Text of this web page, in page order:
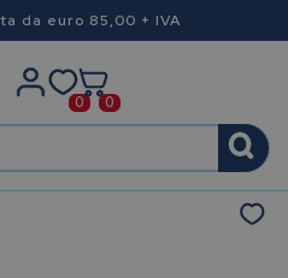
da euro 85,00 + IVA
0 0